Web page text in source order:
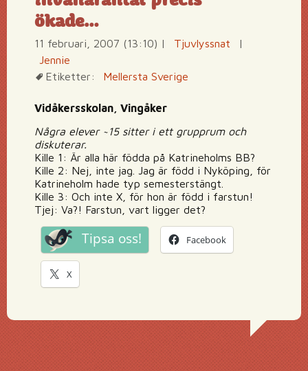
ökade…
11 februari, 2007 (13:10) | Tjuvlyssnat
|
Jennie
Etiketter:
Mellersta Sverige
Vidåkersskolan, Vingåker
Några elever ~15 sitter i ett grupprum och
diskuterar.
Kille 1: Är alla här födda på Katrineholms BB?
Kille 2: Nej, inte jag. Jag är född i Nyköping, för
Katrineholm hade typ semesterstängt.
Kille 3: Och inte X, för hon är född i farstun!
Tjej: Va?! Farstun, vart ligger det?
Tipsa oss! Facebook
X